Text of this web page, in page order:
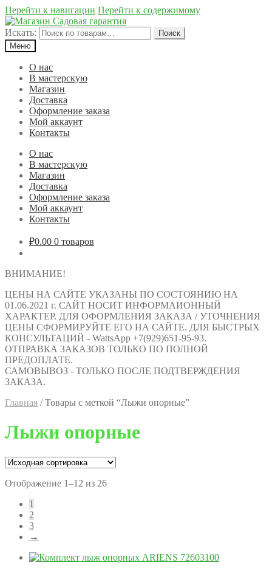
Перейти к навигации Перейти к содержимому
Искать:
Поиск
Меню
О нас
В мастерскую
Магазин
Доставка
Оформление заказа
Мой аккаунт
Контакты
О нас
В мастерскую
Магазин
Доставка
Оформление заказа
Мой аккаунт
Контакты
₽0.00 0 товаров
ВНИМАНИЕ!
ЦЕНЫ НА САЙТЕ УКАЗАНЫ ПО СОСТОЯНИЮ НА
01.06.2021 г. САЙТ НОСИТ ИНФОРМАИОННЫЙ
ХАРАКТЕР. ДЛЯ ОФОРМЛЕНИЯ ЗАКАЗА / УТОЧНЕНИЯ
ЦЕНЫ СФОРМИРУЙТЕ ЕГО НА САЙТЕ. ДЛЯ БЫСТРЫХ
КОНСУЛЬТАЦИЙ - WattsApp +7(929)651-95-93.
ОТПРАВКА ЗАКАЗОВ ТОЛЬКО ПО ПОЛНОЙ
ПРЕДОПЛАТЕ.
САМОВЫВОЗ - ТОЛЬКО ПОСЛЕ ПОДТВЕРЖДЕНИЯ
ЗАКАЗА.
Главная /Товары с меткой “Лыжи опорные”
Лыжи опорные
Отображение 1–12 из 26
1
2
3
→